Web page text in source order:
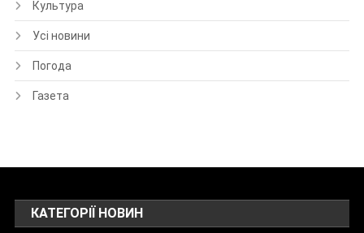
Культура
Усі новини
Погода
Газета
КАТЕГОРІЇ НОВИН